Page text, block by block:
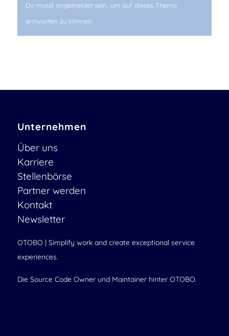
Du musst angemeldet sein, um auf dieses Thema
antworten zu können.
Unternehmen
Über uns
Karriere
Stellenbörse
Partner werden
Kontakt
Newsletter
OTOBO | Simplify work and create exceptional service
experiences.
Die Source Code Owner und Maintainer hinter OTOBO.